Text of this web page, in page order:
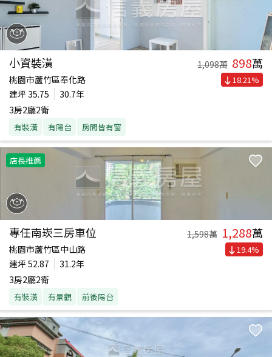
小資裝潢 1,098萬 898萬
桃園市蘆竹區奉化路
建坪 35.75
30.7年
3房2廳2衛
有裝潢 有陽台 房間皆有窗
18.21%
店長推薦
專任南崁三房車位 1,598萬 1,288萬
桃園市蘆竹區中山路
建坪 52.87
31.2年
3房2廳2衛
有裝潢 有景觀 前後陽台
19.4%